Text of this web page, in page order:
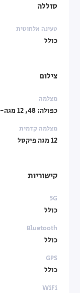
סוללה
טעינה אלחוטית
כולל
צילום
מצלמה
כפולה: 48, 12 מגה-פיקסל
מצלמה קדמית
12 מגה פיקסל
קישוריות
5G
כולל
Bluetooth
כולל
GPS
כולל
WiFi